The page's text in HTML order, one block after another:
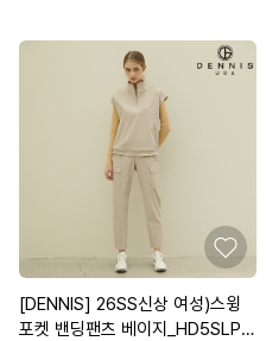
[DENNIS] 26SS신상 여성)스윙
포켓 밴딩팬츠 베이지_HD5SLPT